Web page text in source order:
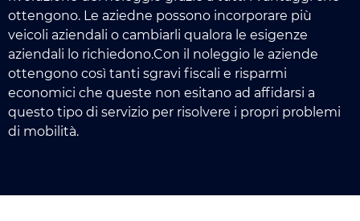
ottengono. Le aziedne possono incorporare più
veicoli aziendali o cambiarli qualora le esigenze
aziendali lo richiedono.Con il noleggio le aziende
ottengono così tanti sgravi fiscali e risparmi
economici che queste non esitano ad affidarsi a
questo tipo di servizio per risolvere i propri problemi
di mobilità.